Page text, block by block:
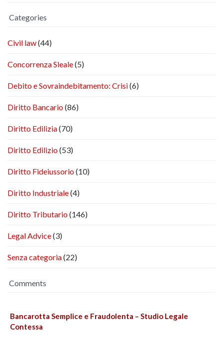
Categories
Civil law(44)
Concorrenza Sleale(5)
Debito e Sovraindebitamento: Crisi(6)
Diritto Bancario(86)
Diritto Edilizia(70)
Diritto Edilizio(53)
Diritto Fideiussorio(10)
Diritto Industriale(4)
Diritto Tributario(146)
Legal Advice(3)
Senza categoria(22)
Comments
Bancarotta Semplice e Fraudolenta – Studio Legale
Contessa